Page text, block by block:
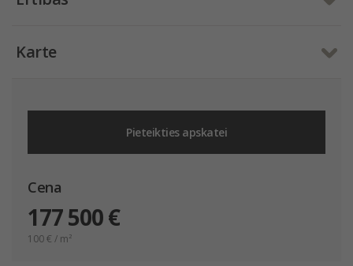
Karte
Pieteikties apskatei
Cena
177 500 €
100€ / m²